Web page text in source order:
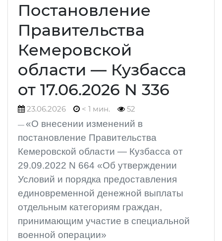
Постановление
Правительства
Кемеровской
области — Кузбасса
от 17.06.2026 N 336
23.06.2026 < 1 мин. 52
«О внесении изменений в
постановление Правительства
Кемеровской области — Кузбасса от
29.09.2022 N 664 «Об утверждении
Условий и порядка предоставления
единовременной денежной выплаты
отдельным категориям граждан,
принимающим участие в специальной
военной операции»